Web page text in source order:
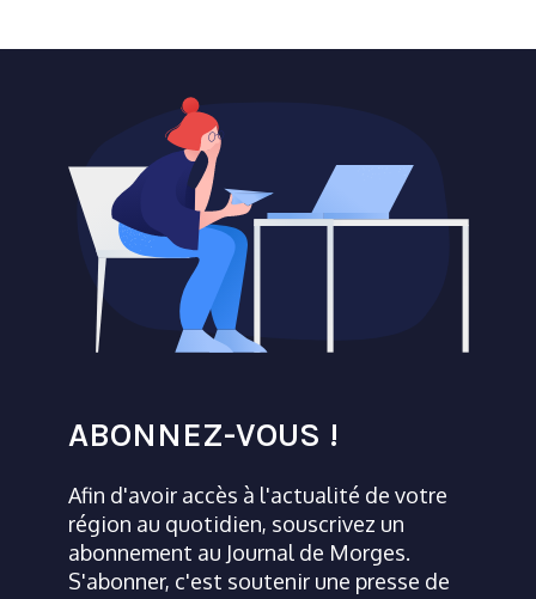
ABONNEZ-VOUS !
Afin d'avoir accès à l'actualité de votre
région au quotidien, souscrivez un
abonnement au Journal de Morges.
S'abonner, c'est soutenir une presse de